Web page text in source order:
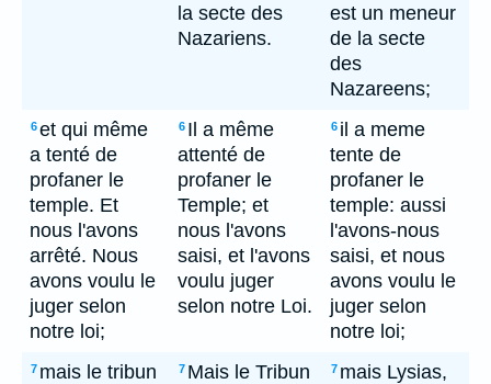
la secte des
Nazariens.
est un meneur
de la secte
des
Nazareens;
6et qui même
a tenté de
profaner le
temple. Et
nous l'avons
arrêté. Nous
avons voulu le
juger selon
notre loi;
6 Il a même
attenté de
profaner le
Temple; et
nous l'avons
saisi, et l'avons
voulu juger
selon notre Loi.
6 il a meme
tente de
profaner le
temple: aussi
l'avons-nous
saisi, et nous
avons voulu le
juger selon
notre loi;
7 mais le tribun
7 Mais le Tribun
7 mais Lysias,